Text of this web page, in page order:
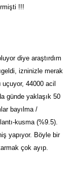
!!!
diye araştırdım
izninizle merak
44000 acil
günde yaklaşık 50
bayılma /
kusma (%9.5).
yapıyor. Böyle bir
çok ayıp.